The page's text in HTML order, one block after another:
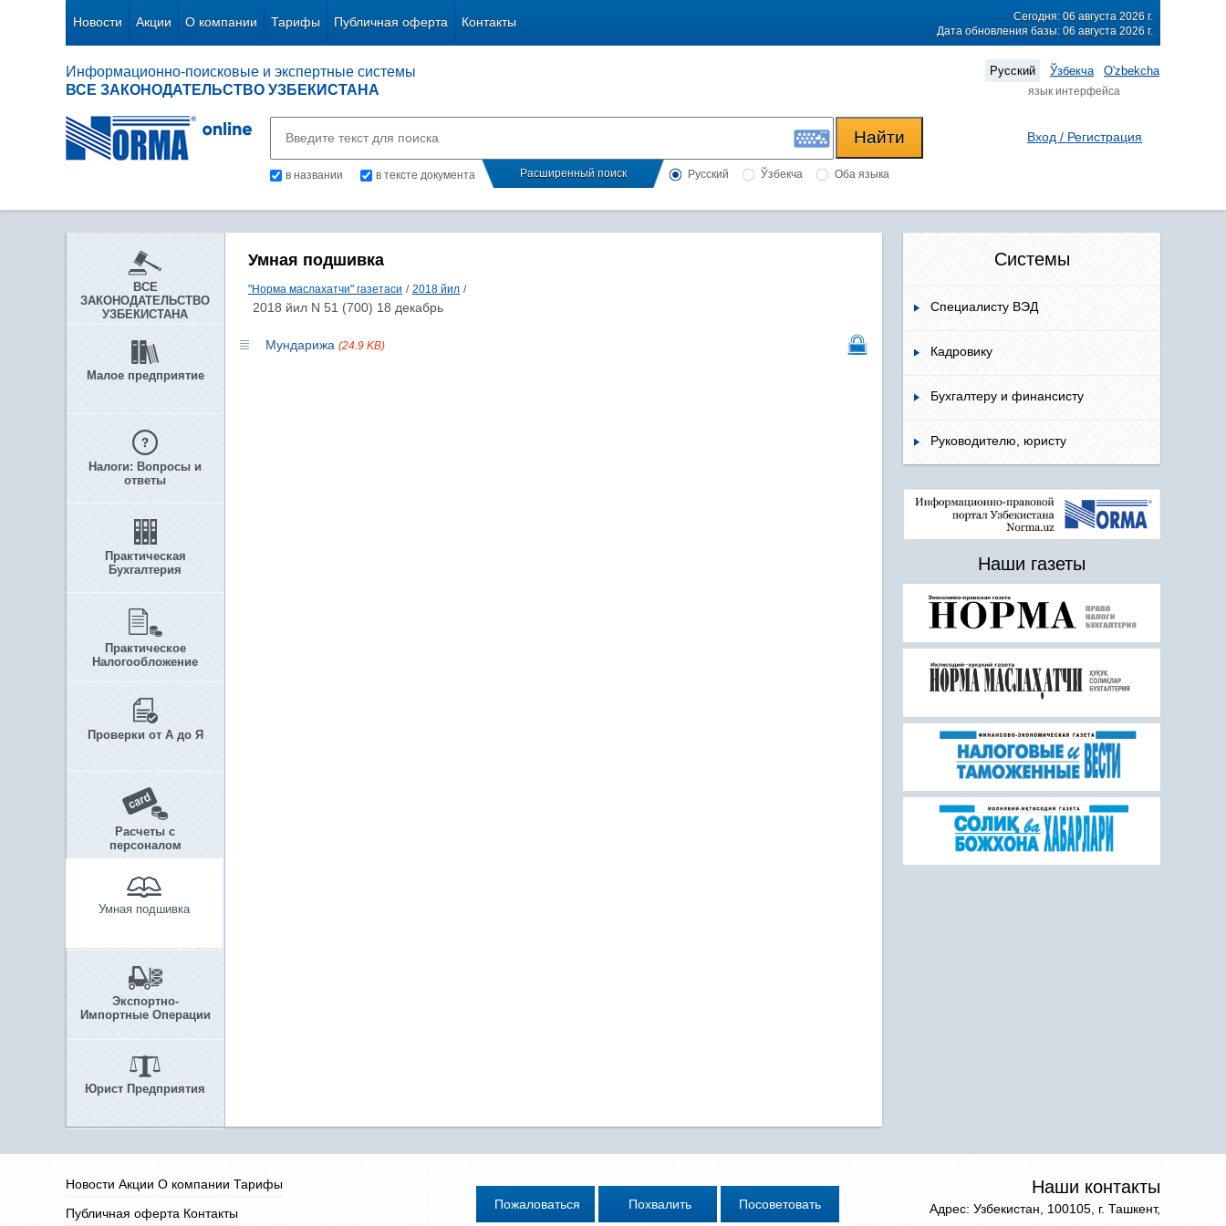
Новости Акции О компании Тарифы Публичная оферта Контакты
Сегодня: 06 августа 2026 г.
Дата обновления базы: 06 августа 2026 г.
Информационно-поисковые и экспертные системы
ВСЕ ЗАКОНОДАТЕЛЬСТВО УЗБЕКИСТАНА
Русский Ўзбекча O'zbekcha
язык интерфейса
в названии в тексте документа Расширенный поиск Русский Ўзбекча Оба языка
Вход / Регистрация
ВСЕ
ЗАКОНОДАТЕЛЬСТВО
УЗБЕКИСТАНА
Малое предприятие
Налоги: Вопросы и
ответы
Практическая
Бухгалтерия
Практическое
Налогообложение
Проверки от А до Я
Расчеты с
персоналом
Умная подшивка
Экспортно-
Импортные Операции
Юрист Предприятия
Умная подшивка
"Норма маслахатчи" газетаси / 2018 йил /
2018 йил N 51 (700) 18 декабрь
Мундарижа (24.9 KB)
Системы
Специалисту ВЭД
Кадровику
Бухгалтеру и финансисту
Руководителю, юристу
Наши газеты
Новости Акции О компании Тарифы
Публичная оферта Контакты
Наши контакты
Адрес: Узбекистан, 100105, г. Ташкент,